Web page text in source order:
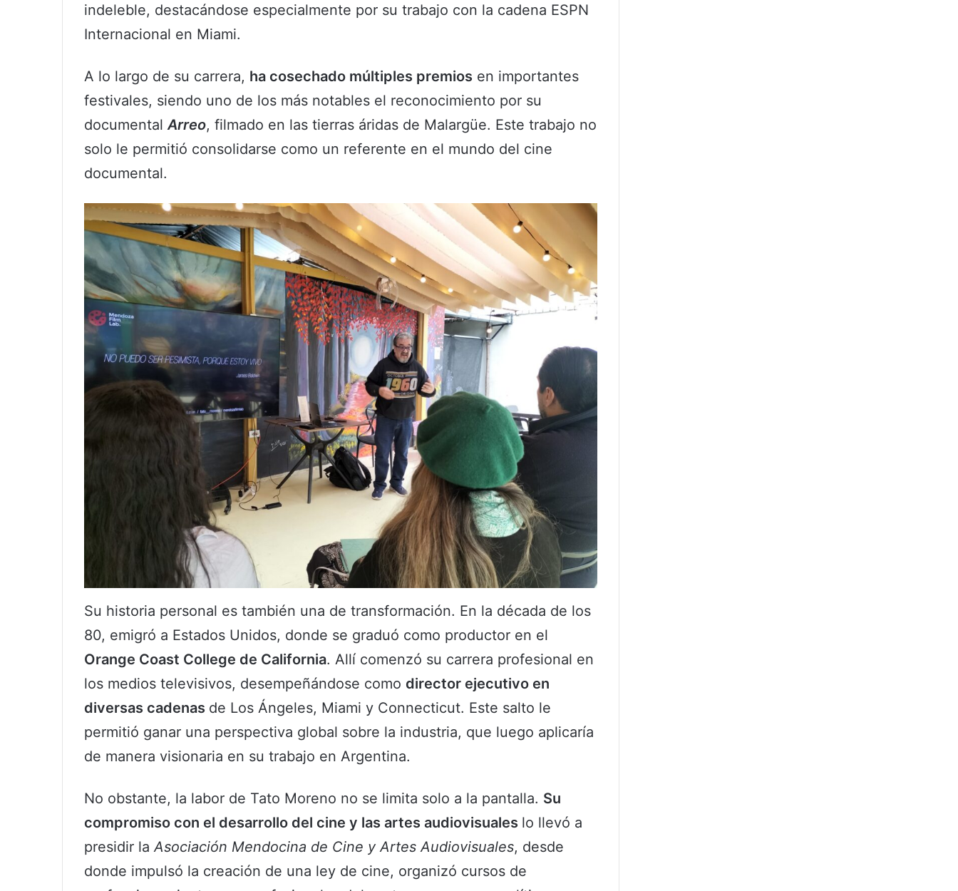
indeleble, destacándose especialmente por su trabajo con la cadena ESPN
Internacional en Miami.
A lo largo de su carrera, ha cosechado múltiples premios en importantes
festivales, siendo uno de los más notables el reconocimiento por su
documentalArreo, filmado en las tierras áridas de Malargüe. Este trabajo no
solo le permitió consolidarse como un referente en el mundo del cine
documental.
Su historia personal es también una de transformación. En la década de los
80, emigró a Estados Unidos, donde se graduó como productor en el
Orange Coast College de California. Allí comenzó su carrera profesional en
los medios televisivos, desempeñándose como director ejecutivo en
diversas cadenas de Los Ángeles, Miami y Connecticut. Este salto le
permitió ganar una perspectiva global sobre la industria, que luego aplicaría
de manera visionaria en su trabajo en Argentina.
No obstante, la labor de Tato Moreno no se limita solo a la pantalla. Su
compromiso con el desarrollo del cine y las artes audiovisuales lo llevó a
presidir laAsociación Mendocina de Cine y Artes Audiovisuales, desde
donde impulsó la creación de una ley de cine, organizó cursos de